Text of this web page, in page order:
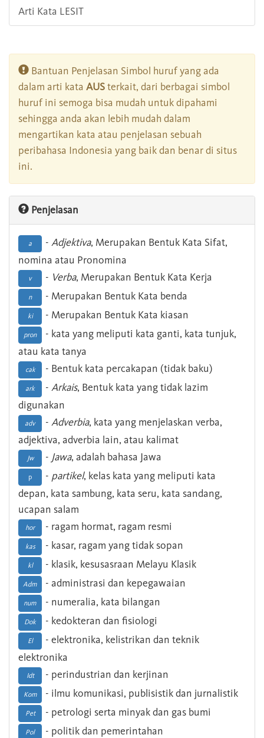
Arti Kata LESIT
Bantuan Penjelasan Simbol huruf yang ada
dalam arti kata AUSterkait, dari berbagai simbol
huruf ini semoga bisa mudah untuk dipahami
sehingga anda akan lebih mudah dalam
mengartikan kata atau penjelasan sebuah
peribahasa Indonesia yang baik dan benar di situs
ini.
Penjelasan
a - Adjektiva, Merupakan Bentuk Kata Sifat,
nomina atau Pronomina
v - Verba, Merupakan Bentuk Kata Kerja
n - Merupakan Bentuk Kata benda
ki - Merupakan Bentuk Kata kiasan
pron
- kata yang meliputi kata ganti, kata tunjuk,
atau kata tanya
cak - Bentuk kata percakapan (tidak baku)
ark - Arkais, Bentuk kata yang tidak lazim
digunakan
adv - Adverbia, kata yang menjelaskan verba,
adjektiva, adverbia lain, atau kalimat
Jw - Jawa, adalah bahasa Jawa
p - partikel, kelas kata yang meliputi kata
depan, kata sambung, kata seru, kata sandang,
ucapan salam
hor - ragam hormat, ragam resmi
kas - kasar, ragam yang tidak sopan
kl - klasik, kesusasraan Melayu Klasik
Adm - administrasi dan kepegawaian
num - numeralia, kata bilangan
Dok - kedokteran dan fisiologi
El
- elektronika, kelistrikan dan teknik
elektronika
Idt - perindustrian dan kerjinan
Kom - ilmu komunikasi, publisistik dan jurnalistik
Pet - petrologi serta minyak dan gas bumi
Pol - politik dan pemerintahan